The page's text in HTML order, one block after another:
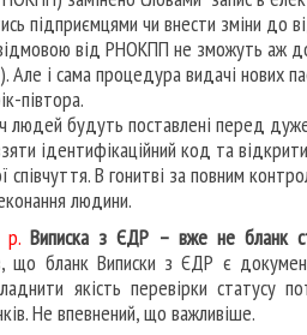
підприємцями чи внести зміни до
від РНОКПП не зможуть аж
Але і сама процедура видачі нових
півтора.
людей будуть поставлені перед
ідентифікаційний код та
співчуття. В гонитві за повним
людини.
р. Виписка з ЄДР – вже не бланк
що бланк Виписки з ЄДР є
якість перевірки статусу
Не впевнений, що важливіше.